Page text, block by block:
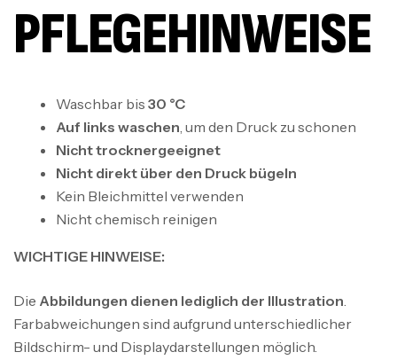
PFLEGEHINWEISE
Waschbar bis 30 °C
Auf links waschen , um den Druck zu schonen
Nicht trocknergeeignet
Nicht direkt über den Druck bügeln
Kein Bleichmittel verwenden
Nicht chemisch reinigen
WICHTIGE HINWEISE:
Die Abbildungen dienen lediglich der Illustration
Farbabweichungen sind aufgrund unterschiedlicher
Bildschirm- und Displaydarstellungen möglich.